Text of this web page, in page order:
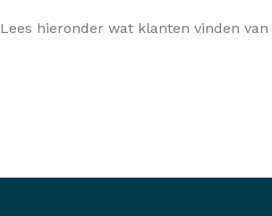
Lees hieronder wat klanten vinden